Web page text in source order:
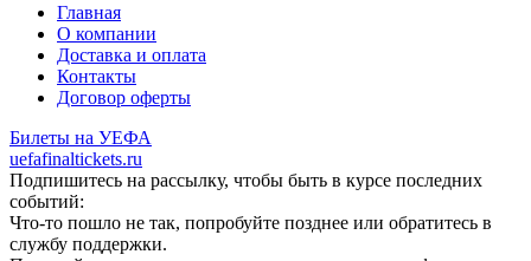
Главная
О компании
Доставка и оплата
Контакты
Договор оферты
Билеты на УЕФА
uefafinaltickets.ru
Подпишитесь на рассылку, чтобы быть в курсе последних
событий:
Что-то пошло не так, попробуйте позднее или обратитесь в
службу поддержки.